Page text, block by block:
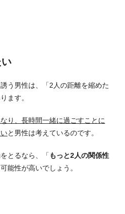
う男性は、「2人の距離を縮めた
ます。
り、長時間一緒に過ごすことに
と男性は考えているのです。
とるなら、「 もっと2人の関係性
能性が高いでしょう。